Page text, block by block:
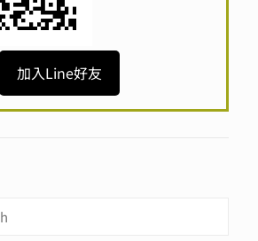
加入Line好友